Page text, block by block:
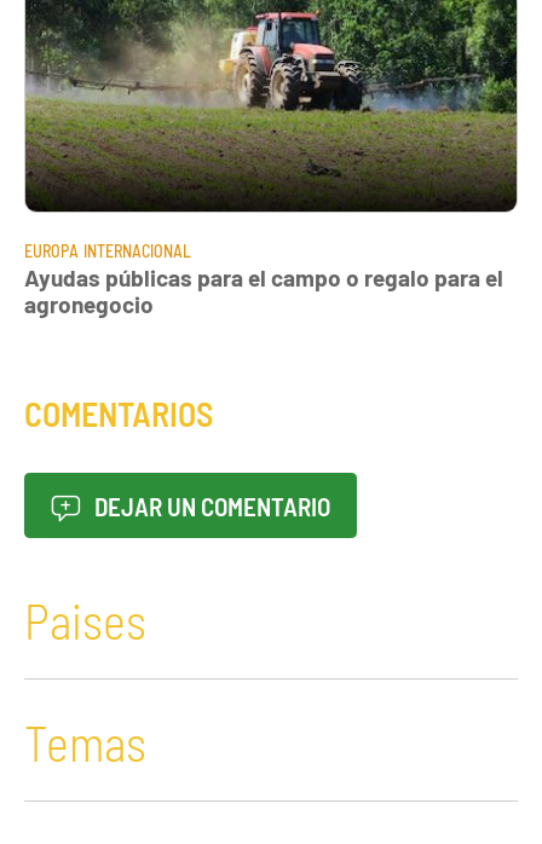
EUROPA INTERNACIONAL
Ayudas públicas para el campo o regalo para el
agronegocio
COMENTARIOS
DEJAR UN COMENTARIO
Paises
Temas